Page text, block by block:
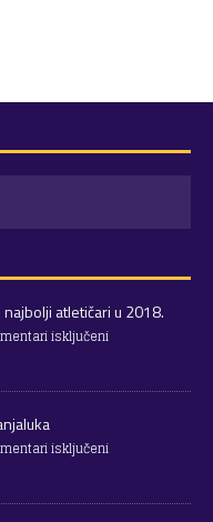
najbolji atletičari u 2018.
isključeni
isključeni